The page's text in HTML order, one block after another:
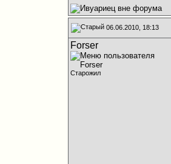
06.06.2010, 18:13
Forser
Старожил